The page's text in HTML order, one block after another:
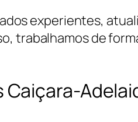
experientes,
trabalhamos de